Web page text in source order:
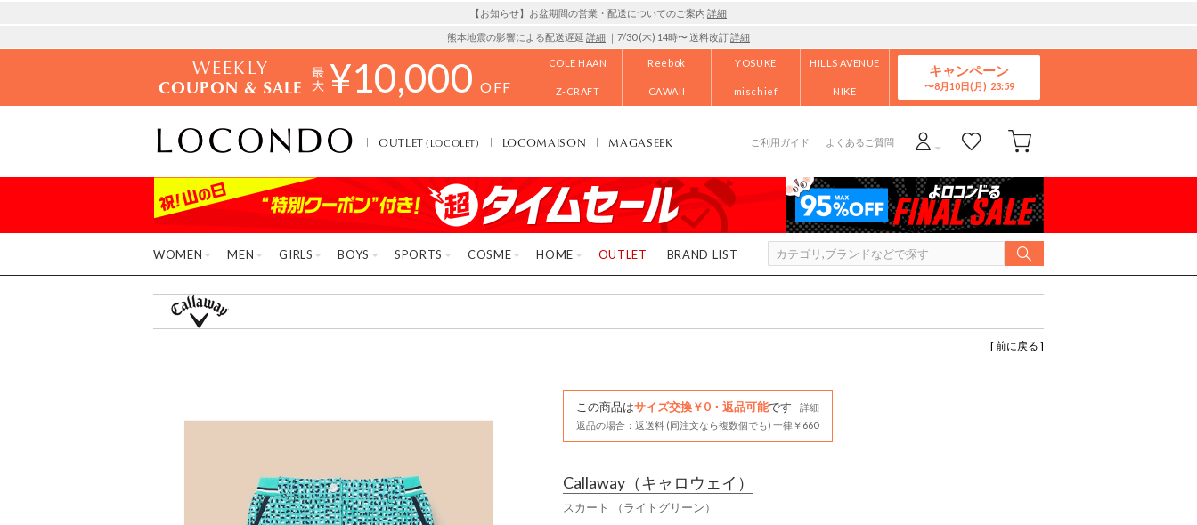
【お知らせ】お盆期間の営業・配送についてのご案内 詳細
熊本地震の影響による配送遅延 詳細 ｜7/30 (木) 14時〜 送料改訂詳細
WEEKLY
COUPON & SALE ¥10,000 OFF
COLE HAAN Reebok YOSUKE HILLS AVENUE
Z-CRAFT CAWAII mischief NIKE
キャンペーン
8月10日(月)
OUTLET(LOCOLET) LOCOMAISON MAGASEEK ご利用ガイド よくあるご質問
WOMEN MEN GIRLS BOYS SPORTS COSME HOME OUTLET BRAND LIST
[ 前に戻る ]
この商品はサイズ交換￥0・返品可能です
詳細
返品の場合：返送料 (同注文なら複数個でも) 一律￥660
Callaway （キャロウェイ）
スカート （ライトグリーン）